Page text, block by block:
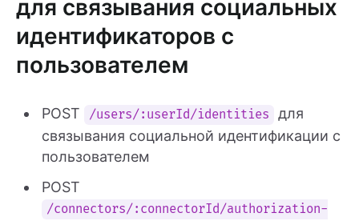
для связывания социальных
идентификаторов с
пользователем
POST /users/:userId/identities
для
связывания социальной идентификации с
пользователем
POST
/connectors/:connectorId/authorization-